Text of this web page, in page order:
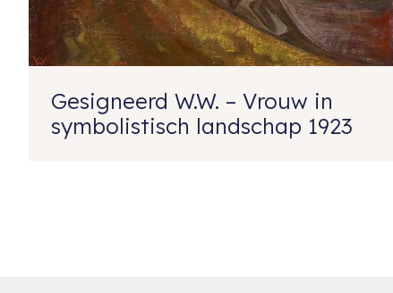
Gesigneerd W.W. – Vrouw in
symbolistisch landschap 1923